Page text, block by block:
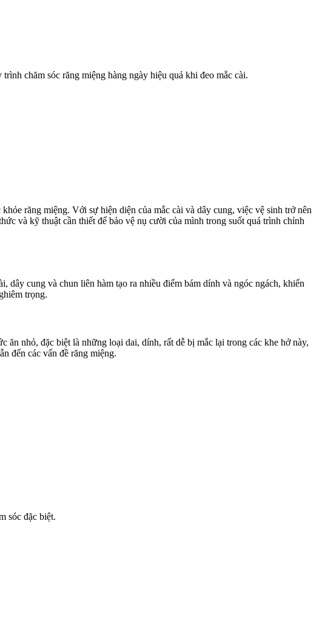
chăm sóc răng miệng hàng ngày hiệu quả khi đeo mắc cài.
răng miệng. Với sự hiện diện của mắc cài và dây cung, việc vệ sinh trở nên
và kỹ thuật cần thiết để bảo vệ nụ cười của mình trong suốt quá trình chỉnh
cung và chun liên hàm tạo ra nhiều điểm bám dính và ngóc ngách, khiến
trọng.
ăn nhỏ, đặc biệt là những loại dai, dính, rất dễ bị mắc lại trong các khe hở này,
đến các vấn đề răng miệng.
sóc đặc biệt.